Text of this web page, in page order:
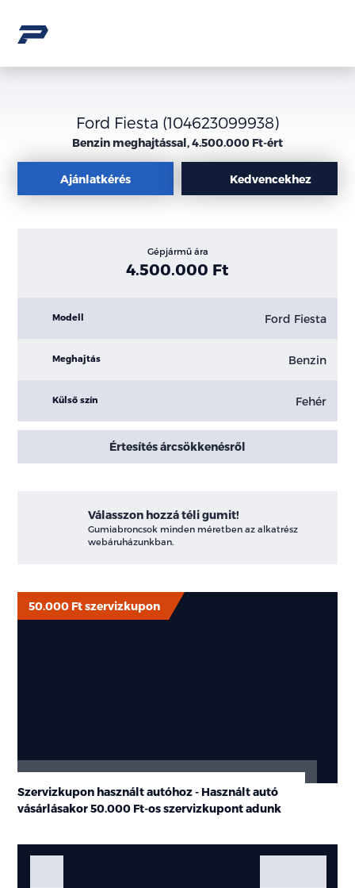
Ford Fiesta (104623099938)
Benzin meghajtással, 4.500.000 Ft-ért
Ajánlatkérés Kedvencekhez
Gépjármű ára
4.500.000 Ft
Modell Ford Fiesta
Meghajtás Benzin
Külső szín Fehér
Értesítés árcsökkenésről
Válasszon hozzá téli gumit!
Gumiabroncsok minden méretben az alkatrész
webáruházunkban.
Szervizkupon használt autóhoz - Használt autó
vásárlásakor50.000 Ft-osszervizkupont adunk
50.000 Ft szervizkupon
Galéria
Fotók